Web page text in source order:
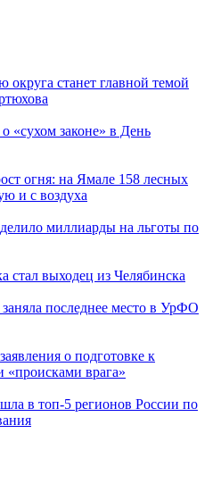
округа станет главной темой
«сухом законе» в День
огня: на Ямале 158 лесных
и с воздуха
миллиарды на льготы по
стал выходец из Челябинска
заняла последнее место в УрФО
о подготовке к
«происками врага»
в топ-5 регионов России по